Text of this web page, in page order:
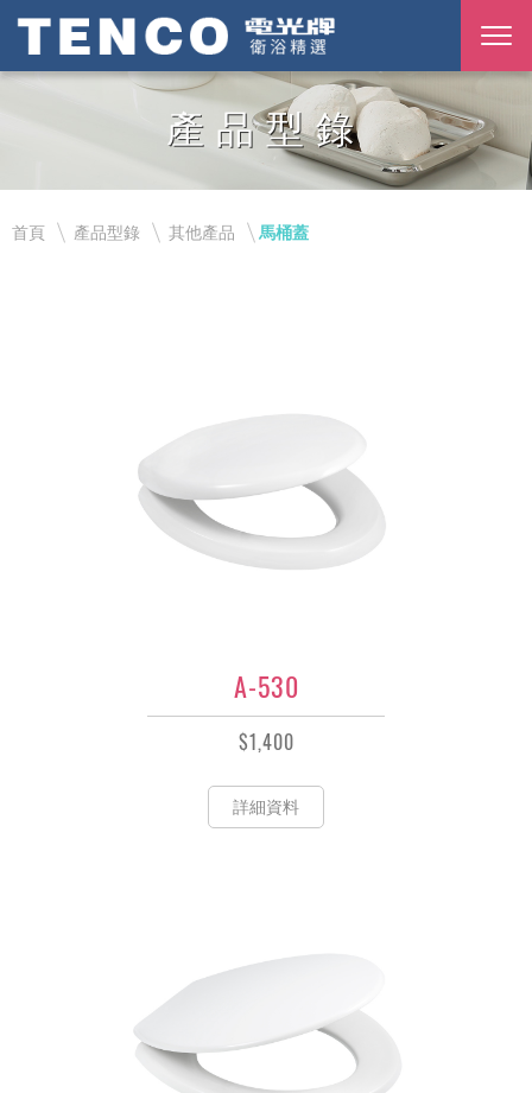
產品型錄
首頁 產品型錄 其他產品 馬桶蓋
A-530
$1,400
詳細資料